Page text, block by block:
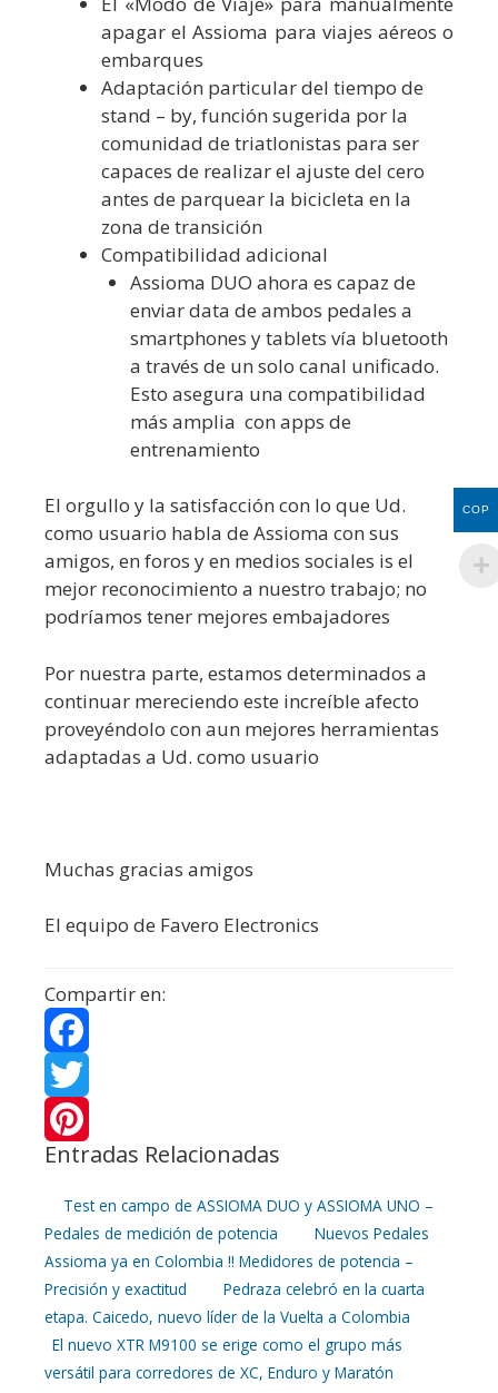
apagar el Assioma para viajes aéreos o
embarques
Adaptación particular del tiempo de
stand – by, función sugerida por la
comunidad de triatlonistas para ser
capaces de realizar el ajuste del cero
antes de parquear la bicicleta en la
zona de transición
Compatibilidad adicional
Assioma DUO ahora es capaz de
enviar data de ambos pedales a
smartphones y tablets vía bluetooth
a través de un solo canal unificado.
Esto asegura una compatibilidad
más amplia con apps de
entrenamiento
El orgullo y la satisfacción con lo que Ud.
como usuario habla de Assioma con sus
amigos, en foros y en medios sociales is el
mejor reconocimiento a nuestro trabajo; no
podríamos tener mejores embajadores
Por nuestra parte, estamos determinados a
continuar mereciendo este increíble afecto
proveyéndolo con aun mejores herramientas
adaptadas a Ud. como usuario
Muchas gracias amigos
El equipo de Favero Electronics
Compartir en:
F
a
c
b
o
o
k
T
w
t
t
e
r
P
n
t
e
r
Entradas Relacionadas
Test en campo de ASSIOMA DUO y ASSIOMA UNO –
Pedales de medición de potencia
Nuevos Pedales
Assioma ya en Colombia !! Medidores de potencia –
Precisión y exactitud
Pedraza celebró en la cuarta
etapa. Caicedo, nuevo líder de la Vuelta a Colombia
El nuevo XTR M9100 se erige como el grupo más
versátil para corredores de XC, Enduro y Maratón
COP